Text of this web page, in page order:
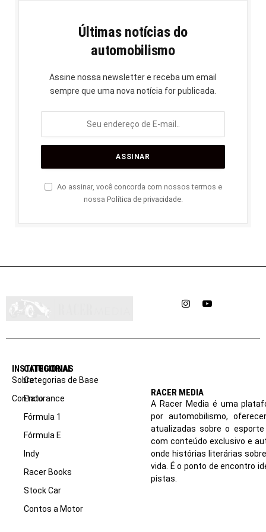
Últimas notícias do
automobilismo
Assine nossa newsletter e receba um email
sempre que uma nova notícia for publicada.
Ao assinar, você concorda com nossos termos e
nossa Política de privacidade.
InstagramYouTube
INSTITUCIONAL
Sobre
Contato
CATEGORIAS
Categorias de Base
Endurance
Fórmula 1
Fórmula E
Indy
Racer Books
Stock Car
Contos a Motor
RACER MEDIA
A Racer Media é uma
por automobilismo,
atualizadas sobre o
com conteúdo exclusivo e
onde histórias literárias
vida. É o ponto de encontro
pistas.